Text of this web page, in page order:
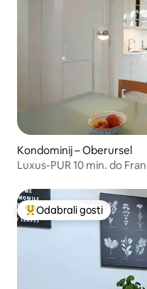
Kondominij – Oberursel
Luxus-PUR 10 min. do
Među najviše rangiranima
Odabrali gosti